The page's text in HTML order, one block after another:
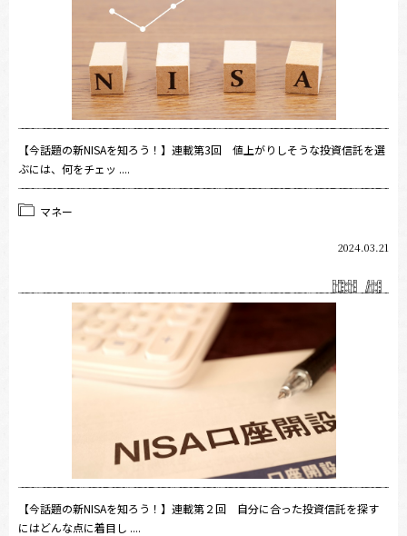
【今話題の新NISAを知ろう！】連載第3回 値上がりしそうな投資信託を選
ぶには、何をチェッ ....
マネー
2024.03.21
【今話題の新NISAを知ろう！】連載第２回 自分に合った投資信託を探す
にはどんな点に着目し ....